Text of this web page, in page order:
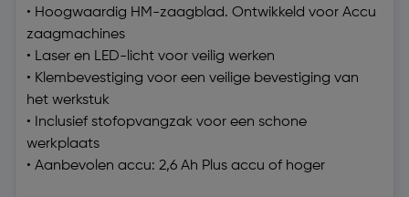
• Hoogwaardig HM-zaagblad. Ontwikkeld voor Accu
zaagmachines
• Laser en LED-licht voor veilig werken
• Klembevestiging voor een veilige bevestiging van
het werkstuk
• Inclusief stofopvangzak voor een schone
werkplaats
• Aanbevolen accu: 2,6 Ah Plus accu of hoger